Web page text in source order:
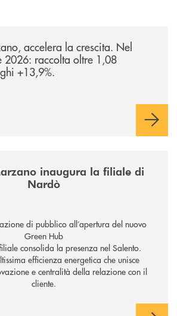
accelera la crescita. Nel
2026: raccolta oltre 1,08
+13,9%.
inaugura la filiale di
Nardò
di pubblico all’apertura del nuovo
Green Hub
consolida la presenza nel Salento.
efficienza energetica che unisce
e centralità della relazione con il
cliente.